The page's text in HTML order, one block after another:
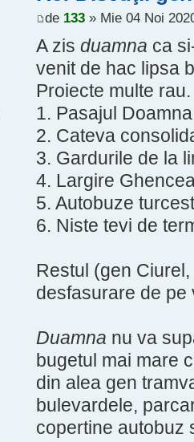
de 133» Mie 04 Noi
A zis duamna ca
venit de hac lipsa
Proiecte multe
1. Pasajul
2. Cateva
3. Gardurile de la
4. Largire
5. Autobuze
6. Niste tevi de
Restul (gen
desfasurare de pe
Duamna nu va
bugetul mai mare
din alea gen
bulevardele,
copertine autobuz